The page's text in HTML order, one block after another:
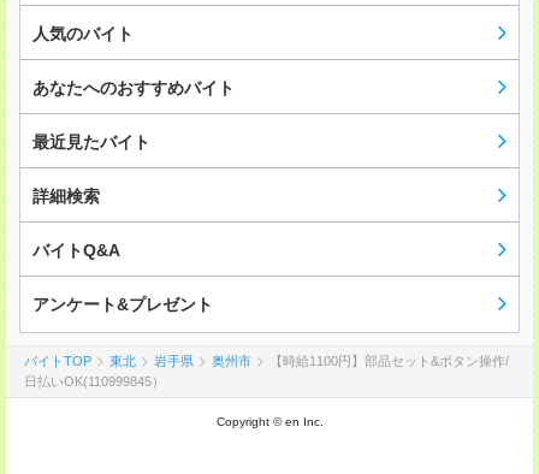
人気のバイト
あなたへのおすすめバイト
最近見たバイト
詳細検索
バイトQ&A
アンケート&プレゼント
バイトTOP 東北 岩手県 奥州市
【時給1100円】部品セット&ボタン操作/
日払いOK(110999845）
Copyright © en Inc.